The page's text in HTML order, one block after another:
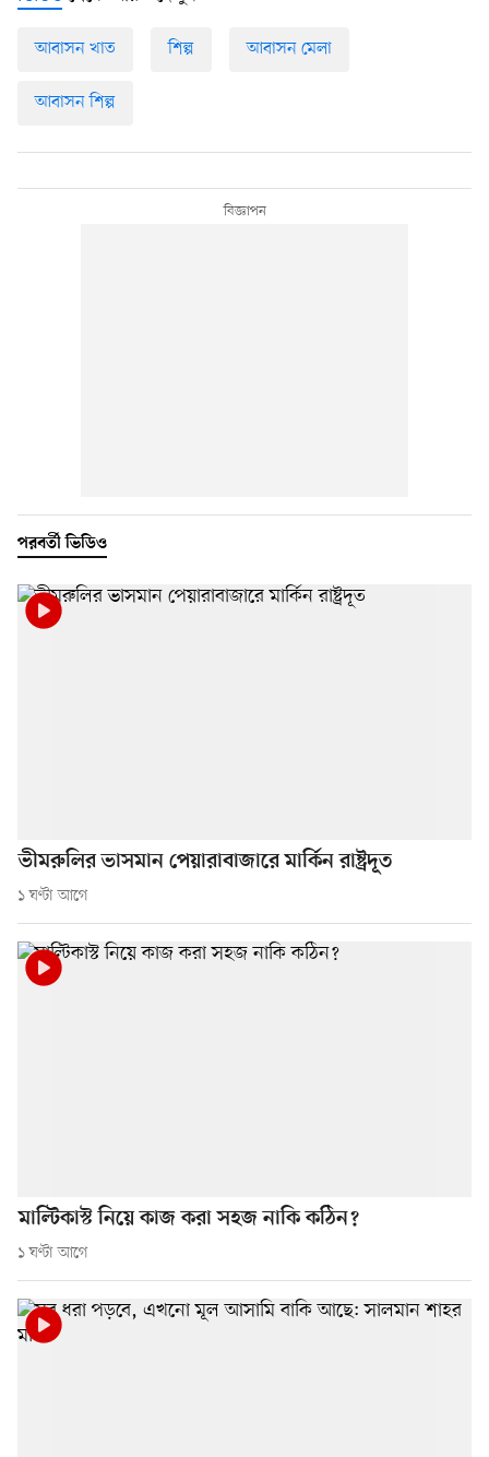
আবাসন খাত শিল্প আবাসন মেলা
আবাসন শিল্প
পরবর্তী ভিডিও
ভীমরুলির ভাসমান পেয়ারাবাজারে মার্কিন রাষ্ট্রদূত
১ ঘণ্টা আগে
মাল্টিকাস্ট নিয়ে কাজ করা সহজ নাকি কঠিন?
১ ঘণ্টা আগে